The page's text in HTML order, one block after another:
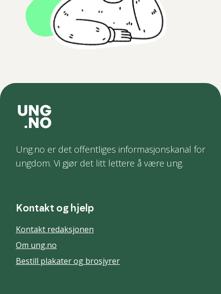
Ung.no er det offentliges informasjonskanal for
ungdom. Vi gjør det litt lettere å være ung.
Kontakt og hjelp
Kontakt redaksjonen
Om ung.no
Bestill plakater og brosjyrer